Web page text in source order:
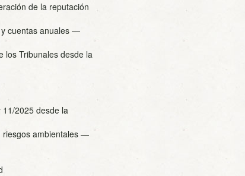
de la reputación
cuentas anuales —
los Tribunales desde la
2025 desde la
ambientales —